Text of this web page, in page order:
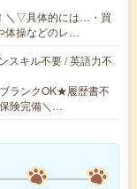
＼▽具体的には…・買
体操などのレ…
スキル不要 / 英語力不
ランクOK★履歴書不
険完備＼…